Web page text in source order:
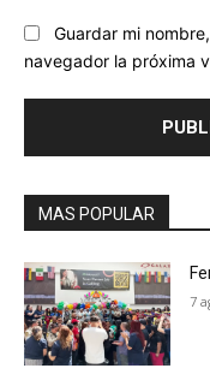
Guardar mi
navegador la próxima
MAS POPULAR
7